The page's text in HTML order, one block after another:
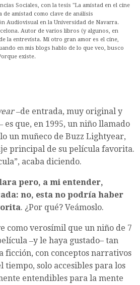
Sociales, con la tesis "La amistad en el cine
amistad como clave de análisis
Audiovisual en la Universidad de Navarra.
Autor de varios libros (y algunos, en
la entrevista. Mi otro gran amor es el cine,
en mis blogs hablo de lo que veo, busco
existe.
‒de entrada, muy original y
es que, en 1995, un niño llamado
un muñeco de Buzz Lightyear,
principal de su película favorita.
acaba diciendo.
pero, a mi entender,
no, esta no podría haber
. ¿Por qué? Veámoslo.
como verosímil que un niño de 7
‒y le haya gustado– tan
ficción, con conceptos narrativos
tiempo, solo accesibles para los
entendibles para la mente